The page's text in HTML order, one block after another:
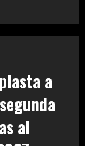
a
al